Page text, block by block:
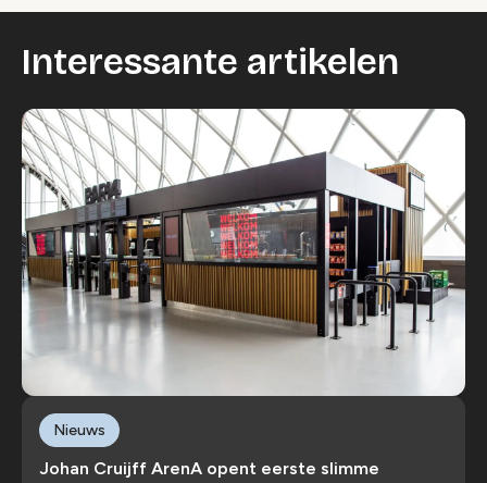
Interessante artikelen
Johan Cruijff ArenA opent eerste slimme
Nieuws